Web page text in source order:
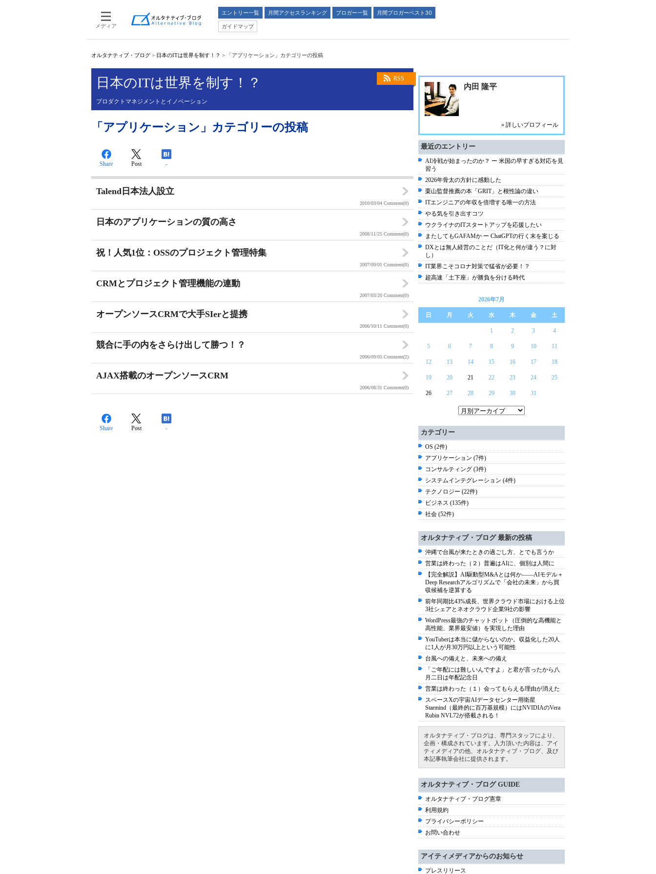
メディア
エントリー一覧 月間アクセスランキング ブロガー一覧
月間ブロガーベスト30
ガイドマップ
オルタナティブ・ブログ > 日本のITは世界を制す！？ > 「アプリケーション」カテゴリーの投稿
RSS
日本のITは世界を制す！？
プロダクトマネジメントとイノベーション
「アプリケーション」カテゴリーの投稿
Share Post -
Talend日本法人設立
2010/03/04 Comment(0)
日本のアプリケーションの質の高さ
2008/11/25 Comment(0)
祝！人気1位：OSSのプロジェクト管理特集
2007/09/01 Comment(0)
CRMとプロジェクト管理機能の連動
2007/03/20 Comment(0)
オープンソースCRMで大手SIerと提携
2006/10/11 Comment(0)
競合に手の内をさらけ出して勝つ！？
2006/09/05 Comment(2)
AJAX搭載のオープンソースCRM
2006/08/31 Comment(0)
Share Post -
内田 隆平
» 詳しいプロフィール
最近のエントリー
AI冷戦が始まったのか？ ー 米国の早すぎる対応を見
習う
2026年骨太の方針に感動した
栗山監督推薦の本「GRIT」と根性論の違い
ITエンジニアの年収を倍増する唯一の方法
やる気を引き出すコツ
ウクライナのITスタートアップを応援したい
またしてもGAFAMか ー ChatGPTの行く末を案じる
DXとは無人経営のことだ（IT化と何が違う？に対
し）
IT業界こそコロナ対策で猛省が必要！？
超高速「土下座」が勝負を分ける時代
2026年7月
日 月 火 水 木 金 土
1 2 3 4
5 6 7 8 9 10 11
12 13 14 15 16 17 18
19 20 21 22 23 24 25
26 27 28 29 30 31
カテゴリー
OS (2件)
アプリケーション (7件)
コンサルティング (3件)
システムインテグレーション (4件)
テクノロジー (22件)
ビジネス (135件)
社会 (52件)
オルタナティブ・ブログ 最新の投稿
沖縄で台風が来たときの過ごし方、とでも言うか
営業は終わった（２）普遍はAIに、個別は人間に
【完全解説】AI駆動型M&Aとは何か――AIモデル＋
Deep Researchアルゴリズムで「会社の未来」から買
収候補を逆算する
前年同期比43%成長、世界クラウド市場における上位
3社シェアとネオクラウド企業9社の影響
WordPress最強のチャットボット（圧倒的な高機能と
高性能、業界最安値）を実現した理由
YouTuberは本当に儲からないのか。収益化した20人
に1人が月30万円以上という可能性
台風への備えと、未来への備え
「ご年配には難しいんですよ」と君が言ったから八
月二日は年配記念日
営業は終わった（１）会ってもらえる理由が消えた
スペースXの宇宙AIデータセンター用衛星
Starmind（最終的に百万基規模）にはNVIDIAのVera
Rubin NVL72が搭載される！
オルタナティブ・ブログは、専門スタッフにより、
企画・構成されています。入力頂いた内容は、アイ
ティメディアの他、オルタナティブ・ブログ、及び
本記事執筆会社に提供されます。
オルタナティブ・ブログ GUIDE
オルタナティブ・ブログ憲章
利用規約
プライバシーポリシー
お問い合わせ
アイティメディアからのお知らせ
プレスリリース